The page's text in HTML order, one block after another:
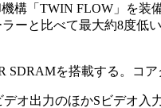
構「TWIN FLOW」を装
ーと比べて最大約8度低
を搭載する。コア
オ出力のほかSビデオ入